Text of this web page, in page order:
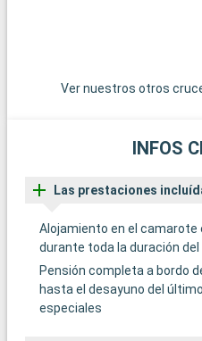
Ver nuestros otros
INFOS
Las prestaciones
Alojamiento en el camarote
durante toda la duración
Pensión completa a bordo
hasta el desayuno del
especiales